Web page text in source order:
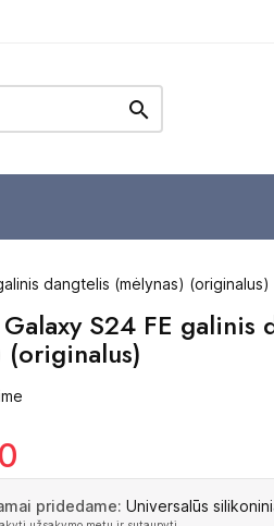

dangtelis (mėlynas) (originalus)
S24 FE galinis
(originalus)
pridedame: Universalūs